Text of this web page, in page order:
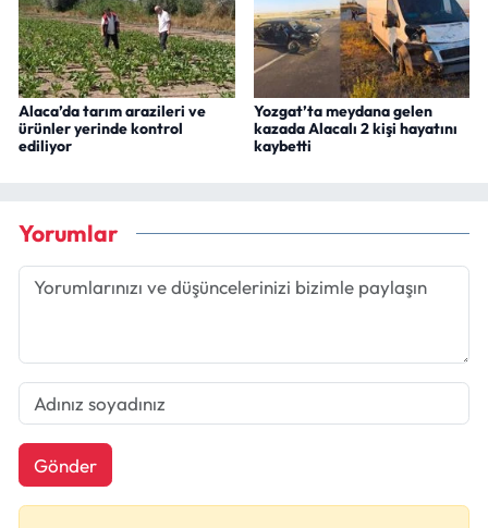
Alaca’da tarım arazileri ve
ürünler yerinde kontrol
ediliyor
Yozgat’ta meydana gelen
kazada Alacalı 2 kişi hayatını
kaybetti
Yorumlar
Gönder